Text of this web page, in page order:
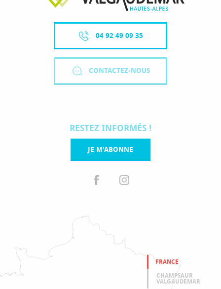
04 92 49 09 35
CONTACTEZ-NOUS
RESTEZ INFORMÉS !
JE M'ABONNE
FRANCE
CHAMPSAUR
VALGAUDEMAR